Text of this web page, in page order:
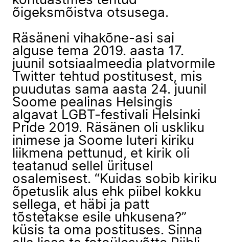
õigeksmõistva otsusega.
Räsäneni vihakõne-asi sai
alguse tema 2019. aasta 17.
juunil sotsiaalmeedia platvormile
Twitter tehtud postitusest, mis
puudutas sama aasta 24. juunil
Soome pealinas Helsingis
algavat LGBT-festivali Helsinki
Pride 2019. Räsänen oli uskliku
inimese ja Soome luteri kiriku
liikmena pettunud, et kirik oli
teatanud sellel üritusel
osalemisest. “Kuidas sobib kiriku
õpetuslik alus ehk piibel kokku
sellega, et häbi ja patt
tõstetakse esile uhkusena?”
küsis ta oma postituses. Sinna